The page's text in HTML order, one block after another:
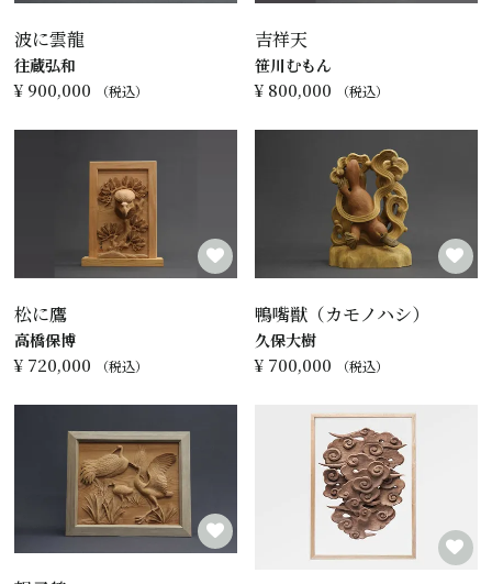
波に雲龍
¥ 900,000 税込
往蔵弘和
吉祥天
¥ 800,000 税込
笹川むもん
松に鷹
¥ 720,000 税込
高橋保博
鴨嘴獣（カモノハシ）
¥ 700,000 税込
久保大樹